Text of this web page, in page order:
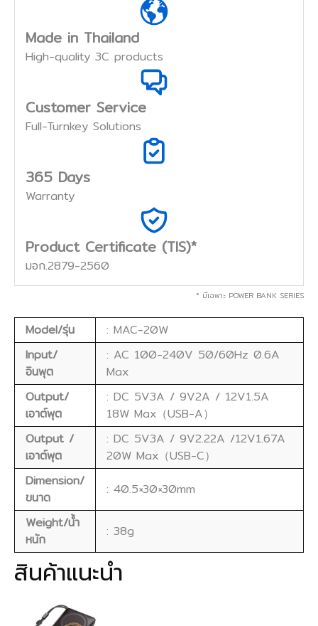
Made in Thailand
High-quality 3C products
Customer Service
Full-Turnkey Solutions
365 Days
Warranty
Product Certificate (TIS)*
มอก.2879-2560
* มีเฉพาะ POWER BANK SERIES
Model/รุ่น
: MAC-20W
Input/
อินพุต
: AC 100-240V 50/60Hz 0.6A
Max
Output/
เอาต์พุต
: DC 5V3A / 9V2A / 12V1.5A
18W Max（USB-A）
Output /
เอาต์พุต
: DC 5V3A / 9V2.22A /12V1.67A
20W Max（USB-C）
Dimension/
ขนาด
: 40.5×30×30mm
Weight/น้ำ
หนัก
: 38g
สินค้าแนะนำ